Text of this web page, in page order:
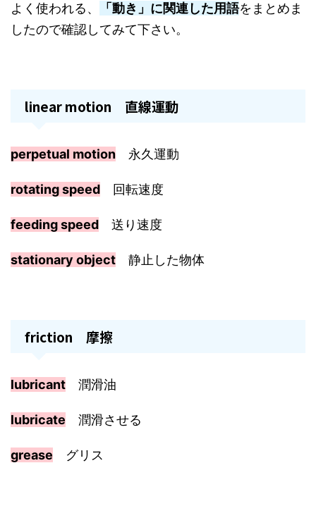
よく使われる、 「動き」に関連した用語をまとめま
したので確認してみて下さい。
linear motion 直線運動
perpetual motion 永久運動
rotating speed 回転速度
feeding speed 送り速度
stationary object 静止した物体
friction 摩擦
lubricant 潤滑油
lubricate 潤滑させる
grease グリス